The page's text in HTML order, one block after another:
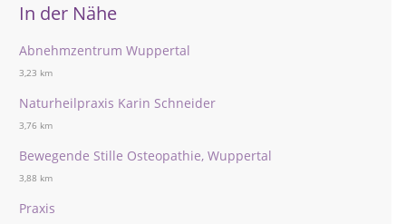
In der Nähe
Abnehmzentrum Wuppertal
3,23 km
Naturheilpraxis Karin Schneider
3,76 km
Bewegende Stille Osteopathie, Wuppertal
3,88 km
Praxis